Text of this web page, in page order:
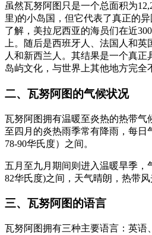
虽然瓦努阿图只是一个总面积为
里)的小岛国，但它代表了真正的
了解，美拉尼西亚的海员们在近
上。随后是西班牙人、法国人和
人和新西兰人。其结果是一个真正
岛屿文化，与世界上其他地方完全
二、瓦努阿图的气候状况
瓦努阿图拥有温暖至炎热的热带气
至四月的炎热雨季常有降雨，每日
78-90华氏度）之间。
五月至九月期间则进入温暖旱季，
82华氏度)之间，天气晴朗，热带风
三、瓦努阿图的语言
瓦努阿图拥有三种主要语言：英语